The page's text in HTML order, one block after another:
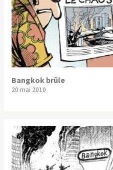
Bangkok brûle
20 mai 2010